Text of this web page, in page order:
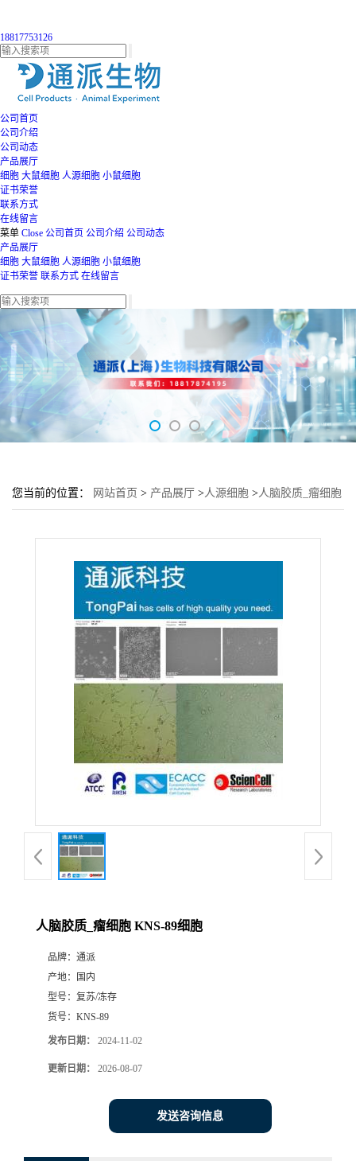
18817753126
公司首页
公司介绍
公司动态
产品展厅
细胞 大鼠细胞 人源细胞 小鼠细胞
证书荣誉
联系方式
在线留言
菜单 Close 公司首页 公司介绍 公司动态
产品展厅
细胞 大鼠细胞 人源细胞 小鼠细胞
证书荣誉 联系方式 在线留言
您当前的位置： 网站首页 > 产品展厅 >人源细胞 >人脑胶质_瘤细胞
人脑胶质_瘤细胞 KNS-89细胞
品牌： 通派
产地：
国内
型号： 复苏/冻存
货号： KNS-89
发布日期： 2024-11-02
更新日期： 2026-08-07
发送咨询信息